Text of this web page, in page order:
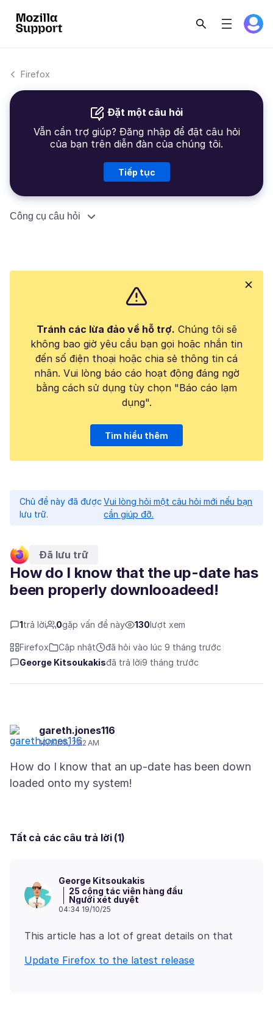
Firefox
Đặt một câu hỏi
Vẫn cần trợ giúp? Đăng nhập để đặt câu hỏi
của bạn trên diễn đàn của chúng tôi.
Tiếp tục
Công cụ câu hỏi
Tránh các lừa đảo về hỗ trợ. Chúng tôi sẽ
không bao giờ yêu cầu bạn gọi hoặc nhắn tin
đến số điện thoại hoặc chia sẻ thông tin cá
nhân. Vui lòng báo cáo hoạt động đáng ngờ
bằng cách sử dụng tùy chọn "Báo cáo lạm
dụng".
Tìm hiểu thêm
Chủ đề này đã được
lưu trữ.
Vui lòng hỏi một câu hỏi mới nếu bạn
cần giúp đỡ.
Đã lưu trữ
How do I know that the up-date has
been properly downlooadeed!
1trả lời 0gặp vấn đề này 130lượt xem
Firefox Cập nhật
đã hỏi vào lúc 9 tháng trước
George Kitsoukakisđã trả lời9 tháng trước
gareth.jones116
10/19/25, 2:52 AM
How do I know that an up-date has been down
Tất cả các câu trả lời (1)
George Kitsoukakis
25 cộng tác viên hàng đầu
Người xét duyệt
04:34 19/10/25
Update Firefox to the latest release